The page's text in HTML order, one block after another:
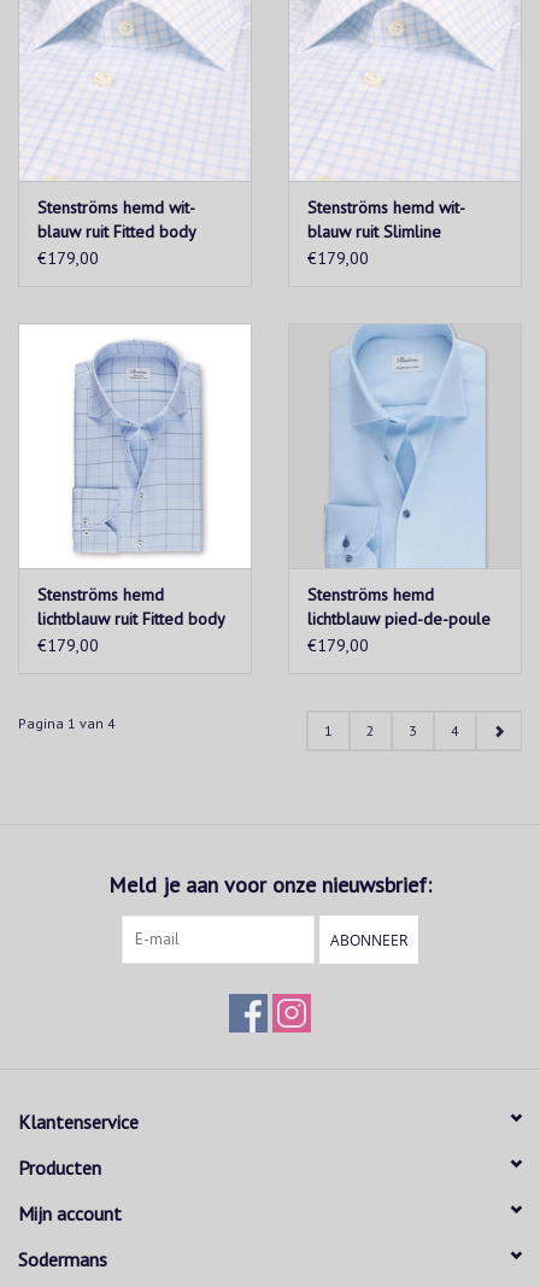
Stenströms hemd wit-
blauw ruit Fitted body
€179,00
Stenströms hemd wit-
blauw ruit Slimline
€179,00
Stenströms hemd
lichtblauw ruit Fitted body
€179,00
Stenströms hemd
lichtblauw pied-de-poule
Slimline
€179,00
Pagina 1 van 4 1 2 3 4
Meld je aan voor onze nieuwsbrief:
ABONNEER
Klantenservice
Producten
Mijn account
Sodermans